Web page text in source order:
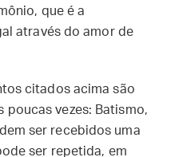
que é a
através do amor de
citados acima são
poucas vezes: Batismo,
ser recebidos uma
ser repetida, em